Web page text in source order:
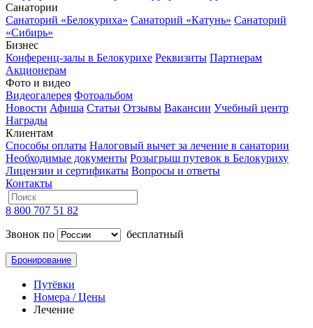
Санатории
Санаторий «Белокуриха» Санаторий «Катунь» Санаторий
«Сибирь»
Бизнес
Конференц-залы в Белокурихе Реквизиты Партнерам
Акционерам
Фото и видео
Видеогалерея Фотоальбом
Новости Афиша Статьи Отзывы Вакансии Учебный центр
Награды
Клиентам
Способы оплаты Налоговый вычет за лечение в санатории
Необходимые документы Розыгрыш путевок в Белокуриху
Лицензии и сертификаты Вопросы и ответы
Контакты
8 800 707 51 82
Звонок по
бесплатный
Бронирование
Путёвки
Номера / Цены
Лечение